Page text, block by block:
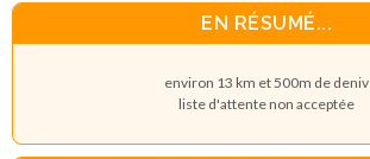
EN RÉSUMÉ...
environ 13 km et 500m de deniv
liste d'attente non acceptée